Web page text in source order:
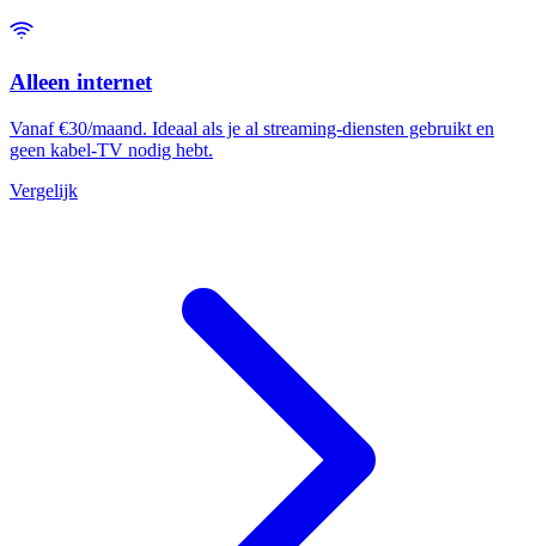
Alleen internet
Vanaf €30/maand. Ideaal als je al streaming-diensten gebruikt en
geen kabel-TV nodig hebt.
Vergelijk